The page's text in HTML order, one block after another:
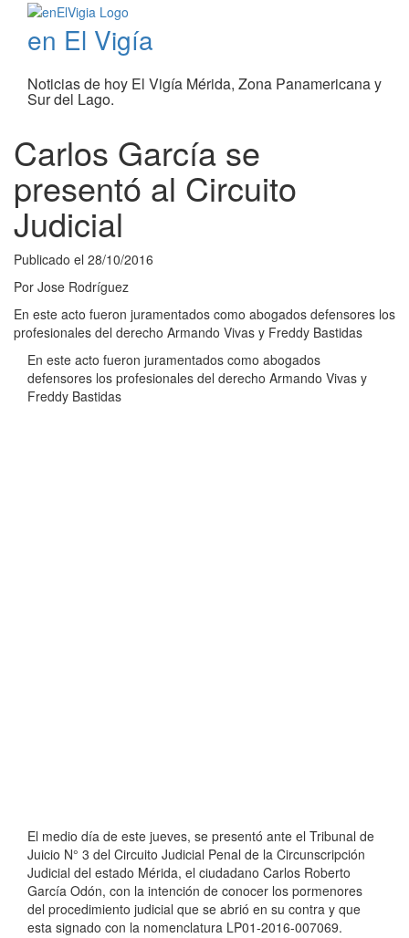
en El Vigía
Noticias de hoy El Vigía Mérida, Zona Panamericana y
Sur del Lago.
Carlos García se
presentó al Circuito
Judicial
Publicado el 28/10/2016
Por Jose Rodríguez
En este acto fueron juramentados como abogados defensores los
profesionales del derecho Armando Vivas y Freddy Bastidas
En este acto fueron juramentados como abogados
defensores los profesionales del derecho Armando Vivas y
Freddy Bastidas
El medio día de este jueves, se presentó ante el Tribunal de
Juicio N° 3 del Circuito Judicial Penal de la Circunscripción
Judicial del estado Mérida, el ciudadano Carlos Roberto
García Odón, con la intención de conocer los pormenores
del procedimiento judicial que se abrió en su contra y que
esta signado con la nomenclatura LP01-2016-007069.